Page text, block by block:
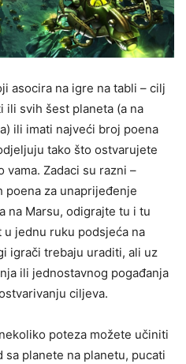
asocira na igre na tabli – cilj
ili svih šest planeta (a na
ili imati najveći broj poena
tako što ostvarujete
vama. Zadaci su razni –
za unaprijeđenje
na Marsu, odigrajte tu i tu
jednu ruku podsjeća na
igrači trebaju uraditi, ali uz
ili jednostavnog pogađanja
ciljeva.
poteza možete učiniti
planete na planetu, pucati